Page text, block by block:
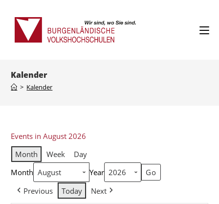
Kalender
> Kalender
Events in August 2026
Month
Week
Day
Month
Year
Previous
Today
Next